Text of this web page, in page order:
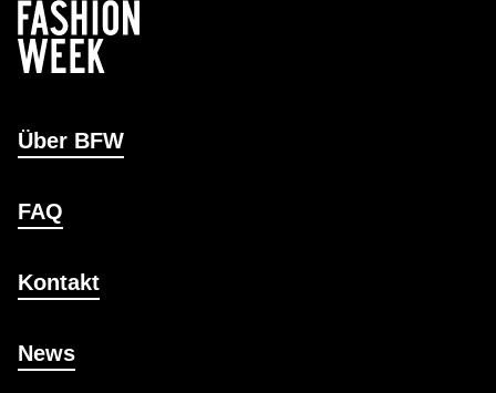
Über BFW
FAQ
Kontakt
News